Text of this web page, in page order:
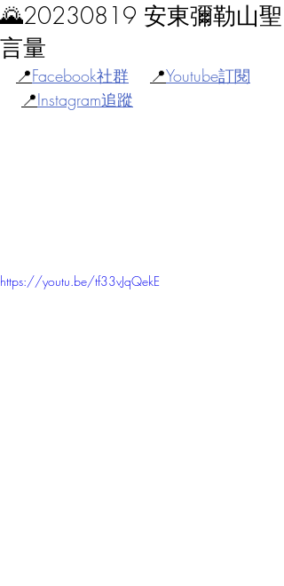
🌄20230819 安東彌勒山聖
言量
📍Facebook社群 📍Youtube訂閱
📍Instagram追蹤
https://youtu.be/tf33vJqQekE